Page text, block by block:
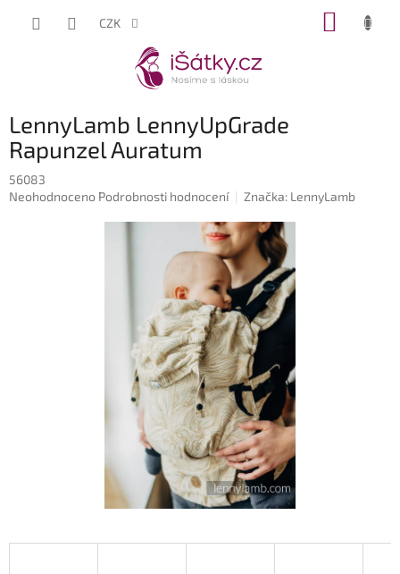
CZK
LennyLamb LennyUpGrade
Rapunzel Auratum
56083
Průměrné
Neohodnoceno Podrobnosti hodnocení Značka: LennyLamb